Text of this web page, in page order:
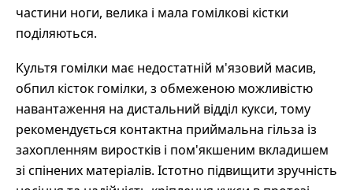
частини ноги, велика і мала гомілкові кістки
поділяються.
Культя гомілки має недостатній м'язовий масив,
обпил кісток гомілки, з обмеженою можливістю
навантаження на дистальний відділ кукси, тому
рекомендується контактна приймальна гільза із
захопленням виростків і пом'якшеним вкладишем
зі спінених матеріалів. Істотно підвищити зручність